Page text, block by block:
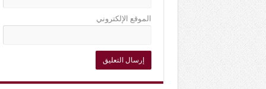
الموقع الإلكتروني